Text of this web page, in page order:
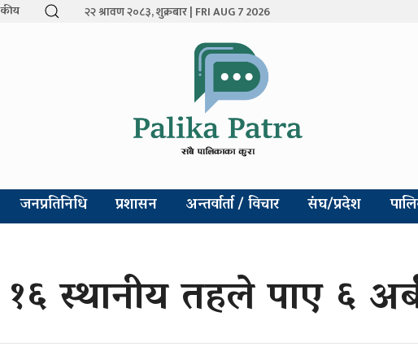
२२ श्रावण २०८३, शुक्रबार | FRI AUG 7 2026
जनप्रतिनिधि प्रशासन अन्तर्वार्ता / विचार संघ/प्रदेश
स्थानीय तहले पाए ६